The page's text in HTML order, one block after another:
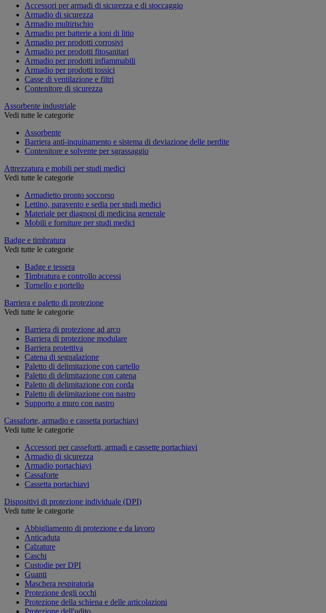
Accessori per armadi di sicurezza e di stoccaggio
Armadio di sicurezza
Armadio multirischio
Armadio per batterie a ioni di litio
Armadio per prodotti corrosivi
Armadio per prodotti fitosanitari
Armadio per prodotti infiammabili
Armadio per prodotti tossici
Casse di ventilazione e filtri
Contenitore di sicurezza
Assorbente industriale
Vedi tutte le categorie
Assorbente
Barriera anti-inquinamento e sistema di deviazione delle perdite
Contenitore e solvente per sgrassaggio
Attrezzatura e mobili per studi medici
Vedi tutte le categorie
Armadietto pronto soccorso
Lettino, paravento e sedia per studi medici
Materiale per diagnosi di medicina generale
Mobili e forniture per studi medici
Badge e timbratura
Vedi tutte le categorie
Badge e tessera
Timbratura e controllo accessi
Tornello e portello
Barriera e paletto di protezione
Vedi tutte le categorie
Barriera di protezione ad arco
Barriera di protezione modulare
Barriera protettiva
Catena di segnalazione
Paletto di delimitazione con cartello
Paletto di delimitazione con catena
Paletto di delimitazione con corda
Paletto di delimitazione con nastro
Supporto a muro con nastro
Cassaforte, armadio e cassetta portachiavi
Vedi tutte le categorie
Accessori per casseforti, armadi e cassette portachiavi
Armadio di sicurezza
Armadio portachiavi
Cassaforte
Cassetta portachiavi
Dispositivi di protezione individuale (DPI)
Vedi tutte le categorie
Abbigliamento di protezione e da lavoro
Anticaduta
Calzature
Caschi
Custodie per DPI
Guanti
Maschera respiratoria
Protezione degli occhi
Protezione della schiena e delle articolazioni
Protezione dell'udito